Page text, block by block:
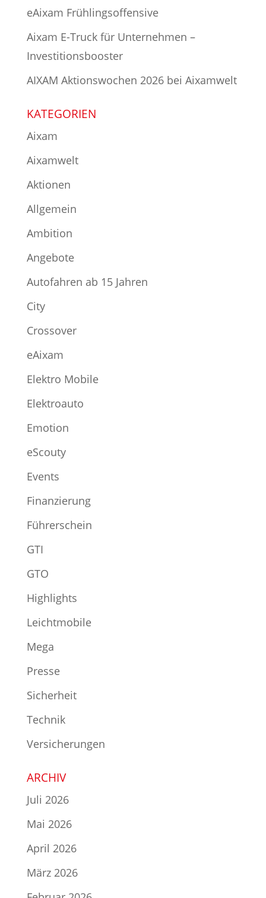
eAixam Frühlingsoffensive
Aixam E-Truck für Unternehmen –
Investitionsbooster
AIXAM Aktionswochen 2026 bei Aixamwelt
KATEGORIEN
Aixam
Aixamwelt
Aktionen
Allgemein
Ambition
Angebote
Autofahren ab 15 Jahren
City
Crossover
eAixam
Elektro Mobile
Elektroauto
Emotion
eScouty
Events
Finanzierung
Führerschein
GTI
GTO
Highlights
Leichtmobile
Mega
Presse
Sicherheit
Technik
Versicherungen
ARCHIV
Juli 2026
Mai 2026
April 2026
März 2026